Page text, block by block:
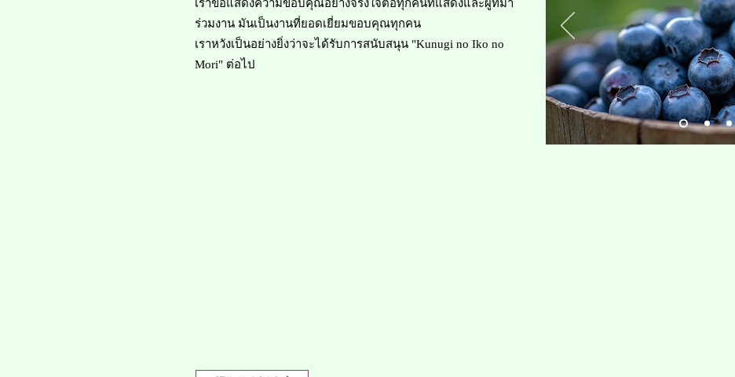
เราขอแสดงความขอบคุณอย่างจริงใจต่อทุกคนที่แสดงและผู้ที่มา
ร่วมงาน มันเป็นงานที่ยอดเยี่ยมขอบคุณทุกคน
เราหวังเป็นอย่างยิ่งว่าจะได้รับการสนับสนุน "Kunugi no Iko no
Mori" ต่อไป